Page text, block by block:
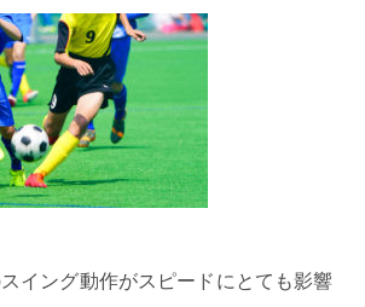
スイング動作がスピードにとても影響